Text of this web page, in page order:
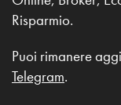
Risparmio.
Puoi rimanere
Telegram.